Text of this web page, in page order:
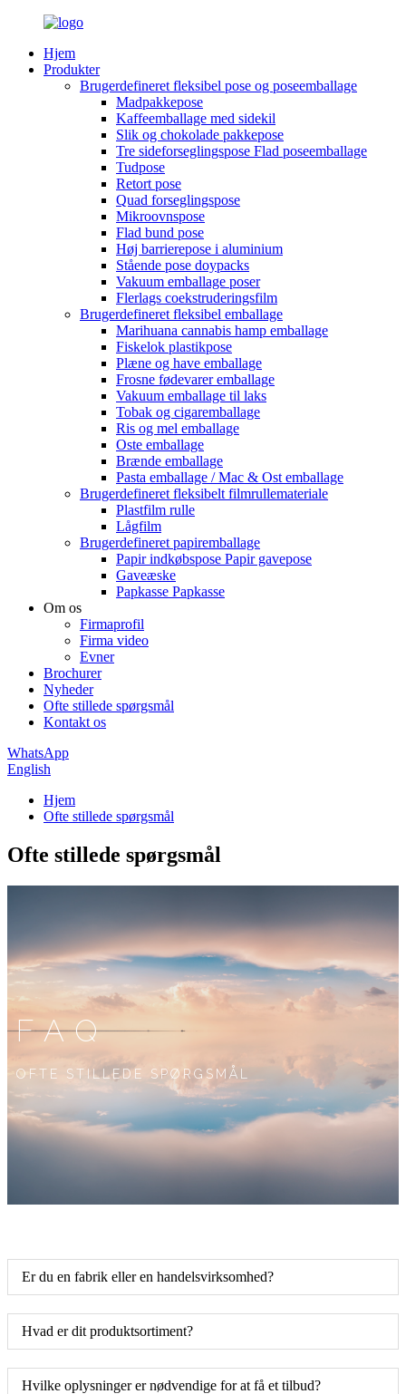
Hjem
Produkter
Brugerdefineret fleksibel pose og poseemballage
Madpakkepose
Kaffeemballage med sidekil
Slik og chokolade pakkepose
Tre sideforseglingspose Flad poseemballage
Tudpose
Retort pose
Quad forseglingspose
Mikroovnspose
Flad bund pose
Høj barrierepose i aluminium
Stående pose doypacks
Vakuum emballage poser
Flerlags coekstruderingsfilm
Brugerdefineret fleksibel emballage
Marihuana cannabis hamp emballage
Fiskelok plastikpose
Plæne og have emballage
Frosne fødevarer emballage
Vakuum emballage til laks
Tobak og cigaremballage
Ris og mel emballage
Oste emballage
Brænde emballage
Pasta emballage / Mac & Ost emballage
Brugerdefineret fleksibelt filmrullemateriale
Plastfilm rulle
Lågfilm
Brugerdefineret papiremballage
Papir indkøbspose Papir gavepose
Gaveæske
Papkasse Papkasse
Om os
Firmaprofil
Firma video
Evner
Brochurer
Nyheder
Ofte stillede spørgsmål
Kontakt os
WhatsApp
English
Hjem
Ofte stillede spørgsmål
Ofte stillede spørgsmål
FAQ
OFTE STILLEDE SPØRGSMÅL
Er du en fabrik eller en handelsvirksomhed?
Hvad er dit produktsortiment?
Hvilke oplysninger er nødvendige for at få et tilbud?